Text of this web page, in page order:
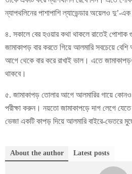
ন্যাপথলিনের পাশাপাশি ল্যাভেন্ডার অয়েলও দু’-
৪. সকালে বের হওয়ার কথা থাকলে রাতেই পোশাক
জামাকাপড় বার করতে গিয়ে আলমারি সবচেয়ে
আগে থেকে বার করে রাখাই ভাল। এতে
থাকবে।
৫. জামাকাপড় তোলার আগে আলমারির গায়ে কোনও
পরীক্ষা করুন। নয়তো জামাকাপড়ে দাগ লেগে যেতে
ভেজা একটি কাপড় দিয়ে আলমারি বাইরে-ভেতরে
About the author Latest posts